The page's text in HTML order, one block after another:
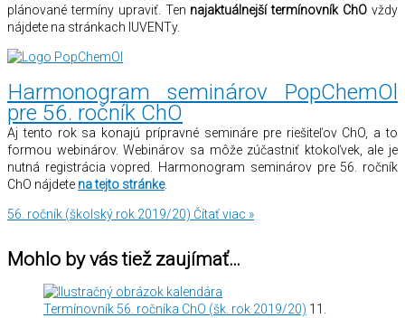
plánované termíny upraviť. Ten najaktuálnejší termínovník ChO vždy
nájdete na stránkach IUVENTy.
Harmonogram seminárov PopChemOl
pre 56. ročník ChO
Aj tento rok sa konajú prípravné semináre pre riešiteľov ChO, a to
formou webinárov. Webinárov sa môže zúčastniť ktokoľvek, ale je
nutná registrácia vopred. Harmonogram seminárov pre 56. ročník
ChO nájdete na tejto stránke.
56. ročník (školský rok 2019/20) Čítať viac »
Mohlo by vás tiež zaujímať…
Termínovník 56. ročníka ChO (šk. rok 2019/20) 11.